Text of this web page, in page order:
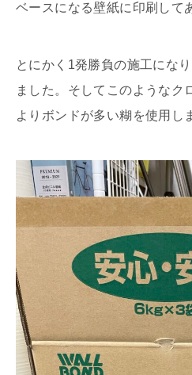
ベースになる壁紙に印刷して
とにかく1発勝負の施工にな
ました。そしてこのようなク
よりボンドが多い糊を使用し